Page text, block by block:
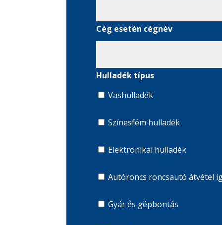
Cég esetén cégnév
Hulladék típus
Vashulladék
Színesfém hulladék
Elektronikai hulladék
Autóroncs roncsautó
Gyár és gépbontás